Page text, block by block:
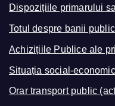
Dispozițiile primarului
Totul despre banii
Achizițiile Publice ale
Situația social-
Orar transport public